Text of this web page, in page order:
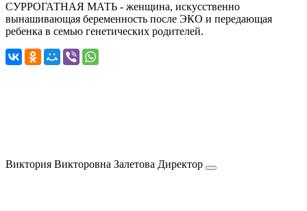
СУРРОГАТНАЯ МАТЬ - женщина, искусственно
вынашивающая беременность после ЭКО и передающая
ребенка в семью генетических родителей.
Виктория Викторовна Залетова Директор